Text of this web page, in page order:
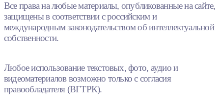
Все права на любые материалы, опубликованные на сайте,
защищены в соответствии с российским и
международным законодательством об интеллектуальной
собственности.
Любое использование текстовых, фото, аудио и
видеоматериалов возможно только с согласия
правообладателя (ВГТРК).